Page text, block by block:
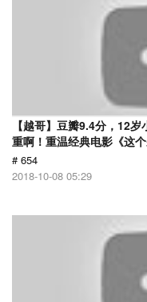
【越哥】豆瓣9.4分，12
重啊！重温经典电影《这个
# 654
2018-10-08 05:29